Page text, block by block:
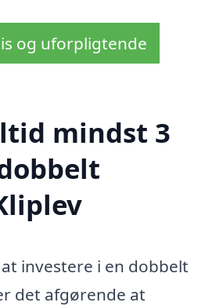
og uforpligtende
mindst 3
investere i en dobbelt
det afgørende at